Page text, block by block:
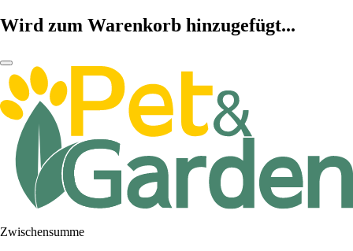
Wird zum Warenkorb hinzugefügt...
Zwischensumme